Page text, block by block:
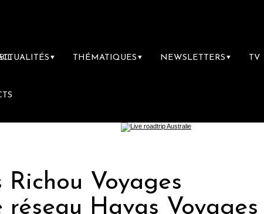
▼ THÉMATIQUES ▼ NEWSLETTERS ▼ TV
Richou Voyages
Havas Voyages